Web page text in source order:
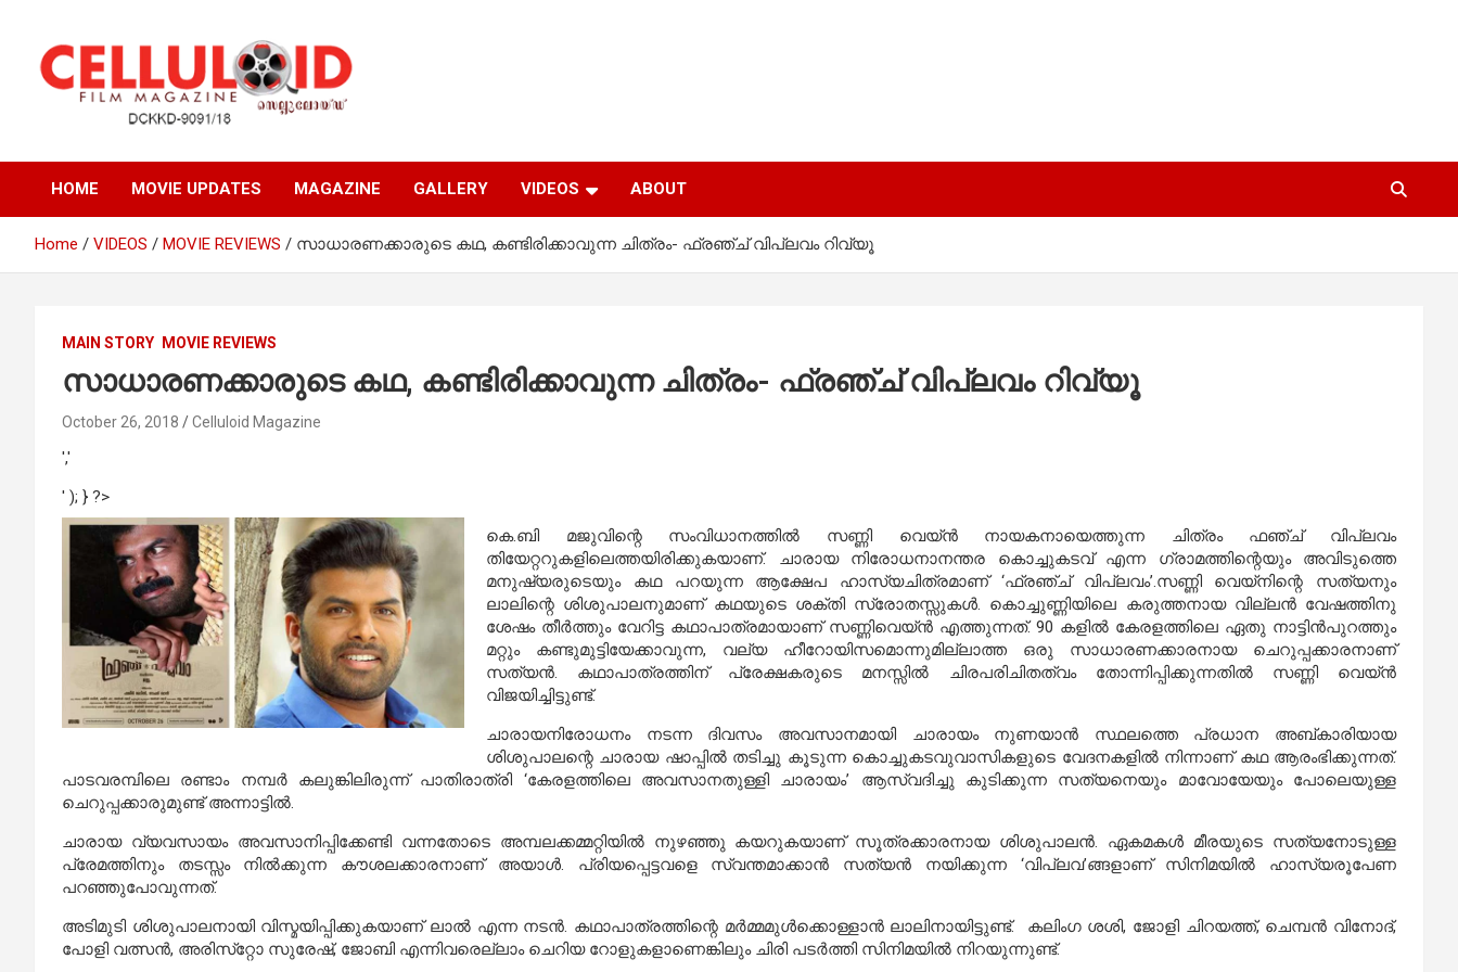
content
celluloid
HOME MOVIE UPDATES MAGAZINE GALLERY VIDEOS ABOUT
Home VIDEOS MOVIE REVIEWS സാധാരണക്കാരുടെ കഥ, കണ്ടിരിക്കാവുന്ന ചിത്രം- ഫ്രഞ്ച് വിപ്ലവം റിവ്യൂ
MAIN STORY MOVIE REVIEWS
സാധാരണക്കാരുടെ കഥ, കണ്ടിരിക്കാവുന്ന ചിത്രം- ഫ്രഞ്ച് വിപ്ലവം റിവ്യൂ
October 26, 2018 Celluloid Magazine
','
' ); } ?>
കെ.ബി മജുവിന്റെ സംവിധാനത്തില്‍ സണ്ണി വെയ്ന്‍ നായകനായെത്തുന്ന ചിത്രം ഫഞ്ച് വിപ്ലവം
തിയേറ്ററുകളിലെത്തയിരിക്കുകയാണ്. ചാരായ നിരോധനാനന്തര കൊച്ചുകടവ് എന്ന ഗ്രാമത്തിന്റെയും അവിടുത്തെ
മനുഷ്യരുടെയും കഥ പറയുന്ന ആക്ഷേപ ഹാസ്യചിത്രമാണ് ‘ഫ്രഞ്ച് വിപ്ലവം’.സണ്ണി വെയ്‌നിന്റെ സത്യനും
ലാലിന്റെ ശിശുപാലനുമാണ് കഥയുടെ ശക്തി സ്രോതസ്സുകള്‍. കൊച്ചുണ്ണിയിലെ കരുത്തനായ വില്ലന്‍ വേഷത്തിനു
ശേഷം തീര്‍ത്തും വേറിട്ട കഥാപാത്രമായാണ് സണ്ണിവെയ്ന്‍ എത്തുന്നത്. 90 കളില്‍ കേരളത്തിലെ ഏതു നാട്ടിന്‍പുറത്തും
മറ്റും കണ്ടുമുട്ടിയേക്കാവുന്ന, വല്യ ഹീറോയിസമൊന്നുമില്ലാത്ത ഒരു സാധാരണക്കാരനായ ചെറുപ്പക്കാരനാണ്
സത്യന്‍. കഥാപാത്രത്തിന് പ്രേക്ഷകരുടെ മനസ്സില്‍ ചിരപരിചിതത്വം തോന്നിപ്പിക്കുന്നതില്‍ സണ്ണി വെയ്ന്‍
വിജയിച്ചിട്ടുണ്ട്.
ചാരായനിരോധനം നടന്ന ദിവസം അവസാനമായി ചാരായം നുണയാന്‍ സ്ഥലത്തെ പ്രധാന അബ്കാരിയായ
ശിശുപാലന്റെ ചാരായ ഷാപ്പില്‍ തടിച്ചു കൂടുന്ന കൊച്ചുകടവുവാസികളുടെ വേദനകളില്‍ നിന്നാണ് കഥ ആരംഭിക്കുന്നത്.
പാടവരമ്പിലെ രണ്ടാം നമ്പര്‍ കലുങ്കിലിരുന്ന് പാതിരാത്രി ‘കേരളത്തിലെ അവസാനതുള്ളി ചാരായം’ ആസ്വദിച്ചു കുടിക്കുന്ന സത്യനെയും മാവോയേയും പോലെയുള്ള
ചെറുപ്പക്കാരുമുണ്ട് അന്നാട്ടില്‍.
ചാരായ വ്യവസായം അവസാനിപ്പിക്കേണ്ടി വന്നതോടെ അമ്പലക്കമ്മറ്റിയില്‍ നുഴഞ്ഞു കയറുകയാണ് സൂത്രക്കാരനായ ശിശുപാലന്‍. ഏകമകള്‍ മീരയുടെ സത്യനോടുള്ള
പ്രേമത്തിനും തടസ്സം നില്‍ക്കുന്ന കൗശലക്കാരനാണ് അയാള്‍. പ്രിയപ്പെട്ടവളെ സ്വന്തമാക്കാന്‍ സത്യന്‍ നയിക്കുന്ന ‘വിപ്ലവ’ങ്ങളാണ് സിനിമയില്‍ ഹാസ്യരൂപേണ
പറഞ്ഞുപോവുന്നത്.
അടിമുടി ശിശുപാലനായി വിസ്മയിപ്പിക്കുകയാണ് ലാല്‍ എന്ന നടന്‍. കഥാപാത്രത്തിന്റെ മര്‍മ്മമുള്‍ക്കൊള്ളാന്‍ ലാലിനായിട്ടുണ്ട്. കലിംഗ ശശി, ജോളി ചിറയത്ത്, ചെമ്പന്‍ വിനോദ്,
പോളി വത്സന്‍, അരിസ്‌റ്റോ സുരേഷ്, ജോബി എന്നിവരെല്ലാം ചെറിയ റോളുകളാണെങ്കിലും ചിരി പടര്‍ത്തി സിനിമയില്‍ നിറയുന്നുണ്ട്.